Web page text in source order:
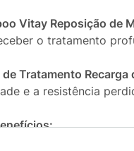
Vitay Reposição de
o tratamento
de Tratamento
e a resistência